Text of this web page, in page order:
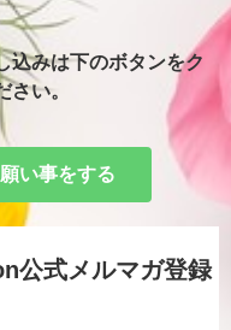
込みは下のボタンをク
い。
い事をする
公式メルマガ登録